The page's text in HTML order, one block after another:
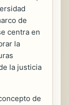
de
centra en
la
la justicia
de